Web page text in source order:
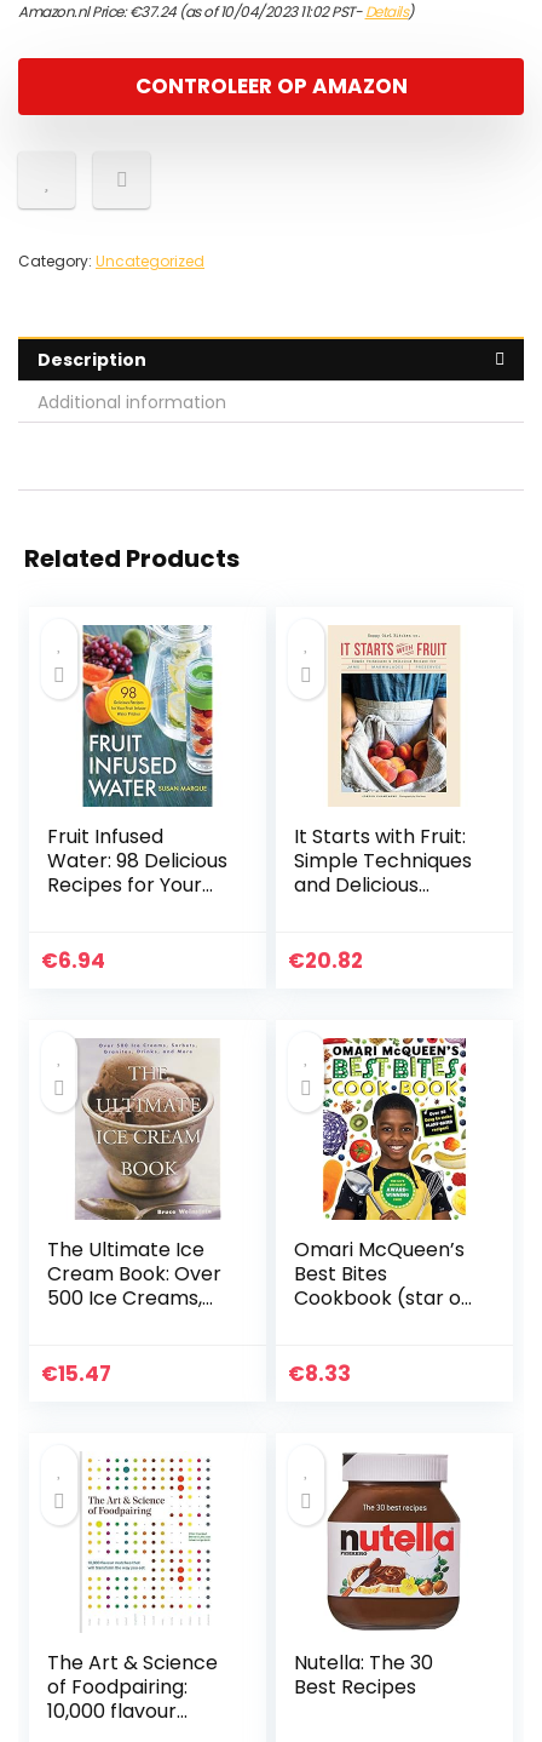
Amazon.nl Price:€37.24(as of 10/04/2023 11:02 PST-Details)
CONTROLEER OP AMAZON
Category: Uncategorized
Description
Additional information
Related Products
Fruit Infused
Water: 98 Delicious
Recipes for Your
€6.94
It Starts with Fruit:
Simple Techniques
and Delicious
Preserves
€20.82
The Ultimate Ice
Cream Book: Over
500 Ice Creams,
€15.47
Omari McQueen’s
Best Bites
Cookbook (star of
€8.33
The Art & Science
of Foodpairing:
10,000 flavour
Nutella: The 30
Best Recipes